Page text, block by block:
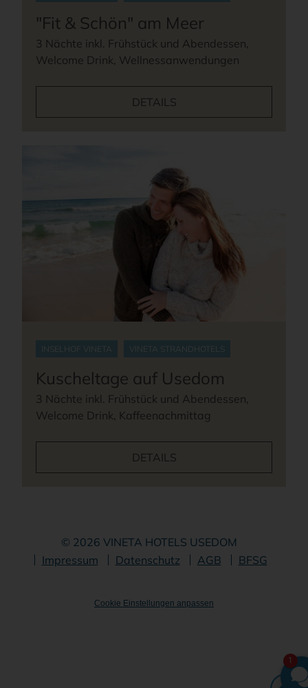
"Fit & Schön" am Meer
3 Nächte inkl. Frühstück und Abendessen,
Welcome Drink, Wellnessanwendungen
DETAILS
INSELHOF VINETA VINETA STRANDHOTELS
Kuscheltage auf Usedom
3 Nächte inkl. Frühstück und Abendessen,
Welcome Drink, Kaffeenachmittag
DETAILS
© 2026 VINETA HOTELS USEDOM
Navigation
überspringen
Impressum Datenschutz AGB BFSG
Cookie Einstellungen anpassen
1